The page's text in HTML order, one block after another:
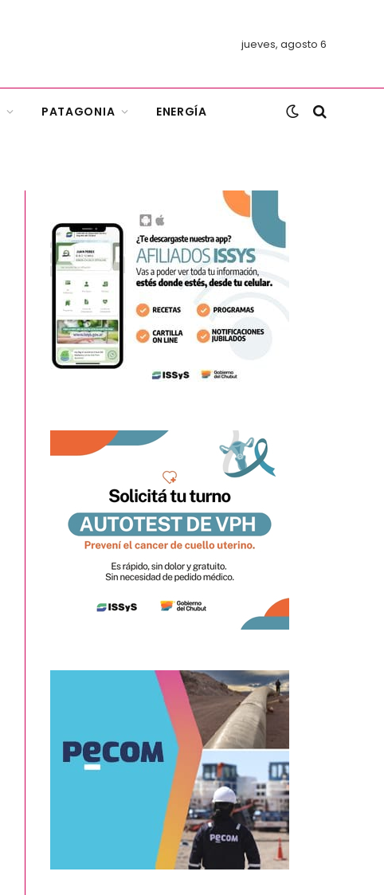
jueves, agosto 6
PATAGONIA ENERGÍA